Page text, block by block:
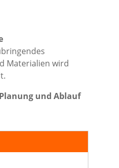
Materialien wird
und Ablauf